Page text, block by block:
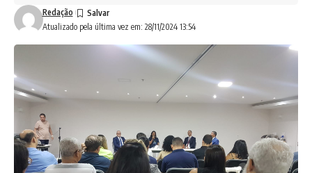
Atualizado pela última vez em: 28/11/2024 13:54
Redação